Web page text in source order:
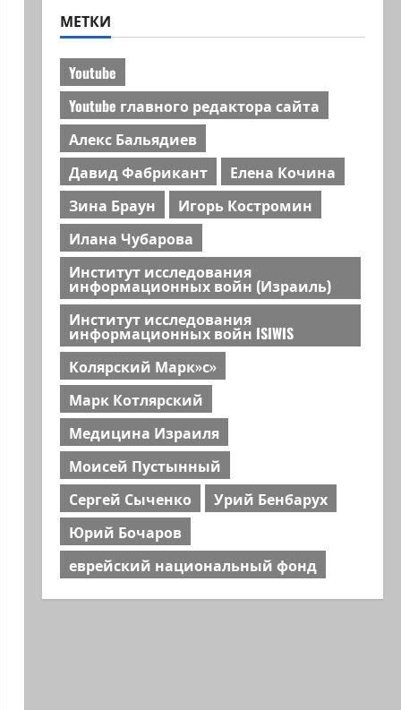
МЕТКИ
Youtube
Youtube главного редактора сайта
Алекс Бальядиев
Давид Фабрикант
Елена Кочина
Зина Браун
Игорь Костромин
Илана Чубарова
Институт исследования
информационных войн (Израиль)
Институт исследования
информационных войн ISIWIS
Колярский Марк»с»
Марк Котлярский
Медицина Израиля
Моисей Пустынный
Сергей Сыченко
Урий Бенбарух
Юрий Бочаров
еврейский национальный фонд